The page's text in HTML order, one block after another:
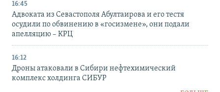
16:45
Адвоката из Севастополя Абултаирова и его тестя
осудили по обвинению в «госизмене», они подали
апелляцию – КРЦ
16:12
Дроны атаковали в Сибири нефтехимический
комплекс холдинга СИБУР